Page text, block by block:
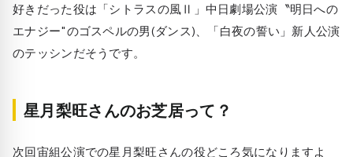
好きだった役は「シトラスの風Ⅱ」中日劇場公演〝明日への
エナジー″のゴスペルの男(ダンス)、「白夜の誓い」新人公演
のテッシンだそうです。
星月梨旺さんのお芝居って？
次回宙組公演での星月梨旺さんの役どころ気になりますよ